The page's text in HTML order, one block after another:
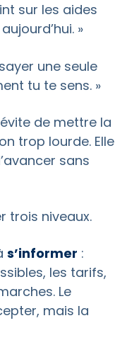
sur les aides
»
une seule
tu te sens. »
de mettre la
trop lourde. Elle
sans
trois niveaux.
s’informer :
les tarifs,
Le
mais la